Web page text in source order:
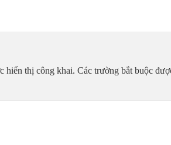
hiển thị công khai. Các trường bắt buộc